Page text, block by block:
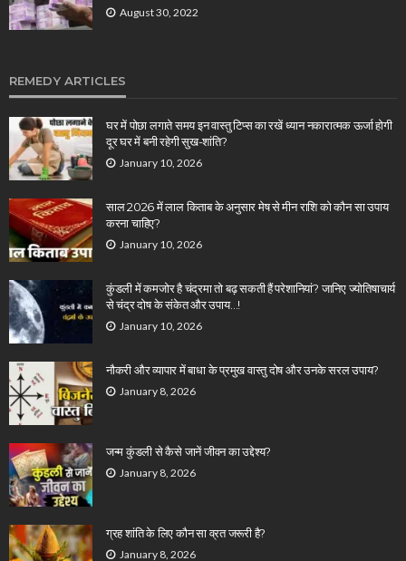
August 30, 2022
REMEDY ARTICLES
घर में पोछा लगाते समय इन वास्तु टिप्स का रखें ध्यान नकारात्मक ऊर्जा होगी
दूर घर में बनी रहेगी सुख-शांति?
January 10, 2026
साल 2026 में लाल किताब के अनुसार मेष से मीन राशि को कौन सा उपाय
करना चाहिए?
January 10, 2026
कुंडली में कमजोर है चंद्रमा तो बढ़ सकती हैं परेशानियां? जानिए ज्योतिषाचार्य
से चंद्र दोष के संकेत और उपाय…!
January 10, 2026
नौकरी और व्यापार में बाधा के प्रमुख वास्तु दोष और उनके सरल उपाय?
January 8, 2026
जन्म कुंडली से कैसे जानें जीवन का उद्देश्य?
January 8, 2026
ग्रह शांति के लिए कौन सा व्रत जरूरी है?
January 8, 2026